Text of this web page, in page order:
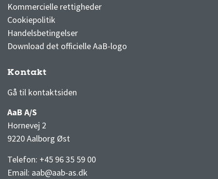
Kommercielle rettigheder
Cookiepolitik
Handelsbetingelser
Download det officielle AaB-logo
Kontakt
Gå til kontaktsiden
AaB A/S
Hornevej 2
9220 Aalborg Øst
Telefon: +45 96 35 59 00
Email: aab@aab-as.dk